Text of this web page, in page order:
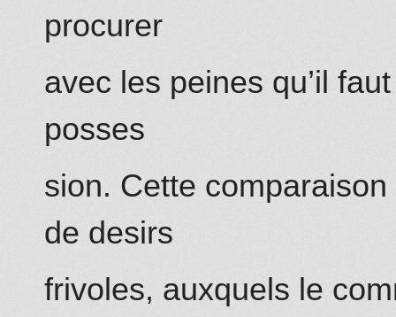
procurer
avec les peines qu’il
posses
sion. Cette
de desirs
frivoles, auxquels le